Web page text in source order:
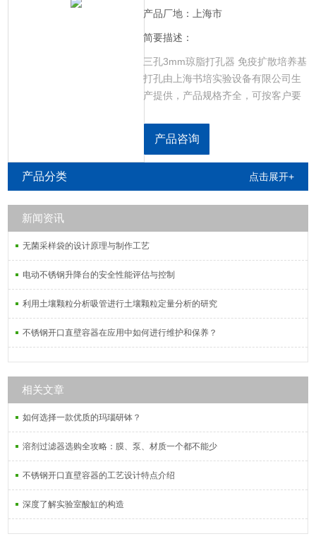
产品厂地：上海市
简要描述：
三孔3mm琼脂打孔器 免疫扩散培养基
打孔由上海书培实验设备有限公司生
产提供，产品规格齐全，可按客户要
验，琼脂扩散实验，抗生素敏感实验
等。规格有：单孔，三孔，五孔，七
产品咨询
产品分类 点击展开+
新闻资讯
无菌采样袋的设计原理与制作工艺
电动不锈钢升降台的安全性能评估与控制
利用土壤颗粒分析吸管进行土壤颗粒定量分析的研究
不锈钢开口直壁容器在应用中如何进行维护和保养？
相关文章
如何选择一款优质的玛瑙研钵？
溶剂过滤器选购全攻略：膜、泵、材质一个都不能少
不锈钢开口直壁容器的工艺设计特点介绍
深度了解实验室酸缸的构造